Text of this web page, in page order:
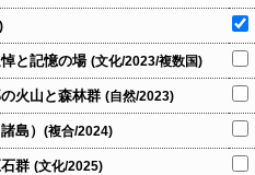
と記憶の場 (文化/2023/複数国)
火山と森林群 (自然/2023)
島） (複合/2024)
群 (文化/2025)